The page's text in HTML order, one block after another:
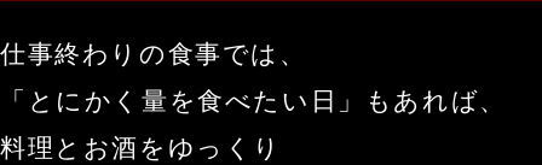
仕事終わりの食事では、
「とにかく量を食べたい日」もあれば、
料理とお酒をゆっくり